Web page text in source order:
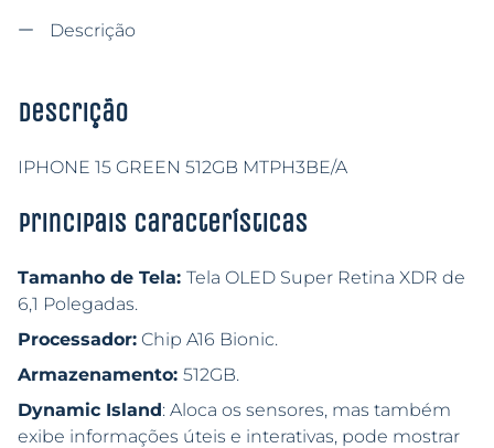
Descrição
Descrição
IPHONE 15 GREEN 512GB MTPH3BE/A
Principais características
Tamanho de Tela: Tela OLED Super Retina XDR de
6,1 Polegadas.
Processador: Chip A16 Bionic.
Armazenamento: 512GB.
Dynamic Island: Aloca os sensores, mas também
exibe informações úteis e interativas, pode mostrar